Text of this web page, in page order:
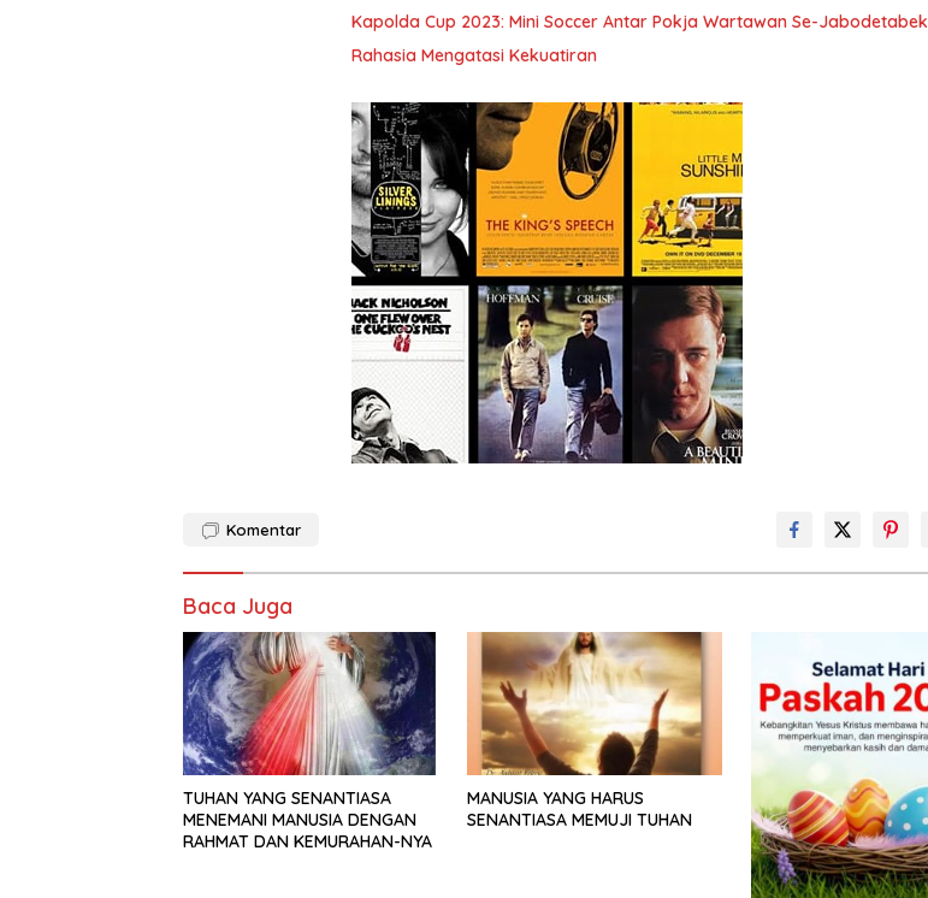
Kapolda Cup 2023: Mini Soccer Antar Pokja Wartawan Se-Jabodetabek
Rahasia Mengatasi Kekuatiran
Komentar
Baca Juga
TUHAN YANG SENANTIASA
MENEMANI MANUSIA DENGAN
RAHMAT DAN KEMURAHAN-NYA
MANUSIA YANG HARUS
SENANTIASA MEMUJI TUHAN